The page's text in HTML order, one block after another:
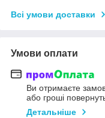
Всі умови доставки
Умови оплати
Ви отримаєте
або гроші
Детальніше